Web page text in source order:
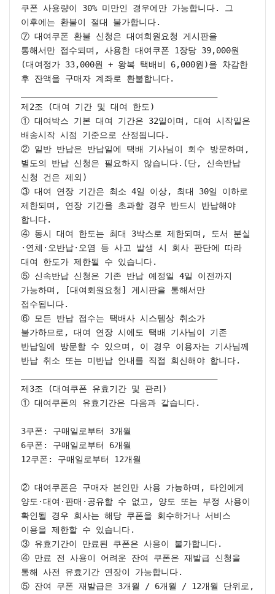
쿠폰 사용량이 30% 미만인 경우에만 가능합니다. 그
이후에는 환불이 절대 불가합니다.
⑦ 대여쿠폰 환불 신청은 대여회원요청 게시판을
통해서만 접수되며, 사용한 대여쿠폰 1장당 39,000원
(대여정가 33,000원 + 왕복 택배비 6,000원)을 차감한
후 잔액을 구매자 계좌로 환불합니다.
제2조 (대여 기간 및 대여 한도)
① 대여박스 기본 대여 기간은 32일이며, 대여 시작일은
배송시작 시점 기준으로 산정됩니다.
② 일반 반납은 반납일에 택배 기사님이 회수 방문하며,
별도의 반납 신청은 필요하지 않습니다.(단, 신속반납
신청 건은 제외)
③ 대여 연장 기간은 최소 4일 이상, 최대 30일 이하로
제한되며, 연장 기간을 초과할 경우 반드시 반납해야
합니다.
④ 동시 대여 한도는 최대 3박스로 제한되며, 도서 분실
·연체·오반납·오염 등 사고 발생 시 회사 판단에 따라
대여 한도가 제한될 수 있습니다.
⑤ 신속반납 신청은 기존 반납 예정일 4일 이전까지
가능하며, [대여회원요청] 게시판을 통해서만
접수됩니다.
⑥ 모든 반납 접수는 택배사 시스템상 취소가
불가하므로, 대여 연장 시에도 택배 기사님이 기존
반납일에 방문할 수 있으며, 이 경우 이용자는 기사님께
반납 취소 또는 미반납 안내를 직접 회신해야 합니다.
제3조 (대여쿠폰 유효기간 및 관리)
① 대여쿠폰의 유효기간은 다음과 같습니다.
3쿠폰: 구매일로부터 3개월
6쿠폰: 구매일로부터 6개월
12쿠폰: 구매일로부터 12개월
② 대여쿠폰은 구매자 본인만 사용 가능하며, 타인에게
양도·대여·판매·공유할 수 없고, 양도 또는 부정 사용이
확인될 경우 회사는 해당 쿠폰을 회수하거나 서비스
이용을 제한할 수 있습니다.
③ 유효기간이 만료된 쿠폰은 사용이 불가합니다.
④ 만료 전 사용이 어려운 잔여 쿠폰은 재발급 신청을
통해 사전 유효기간 연장이 가능합니다.
⑤ 잔여 쿠폰 재발급은 3개월 / 6개월 / 12개월 단위로,